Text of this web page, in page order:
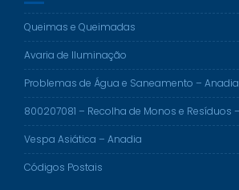
Queimas e Queimadas
Avaria de Iluminação
Problemas de Água e Saneamento – Anadia
800207081 – Recolha de Monos e Resíduos
Vespa Asiática – Anadia
Códigos Postais